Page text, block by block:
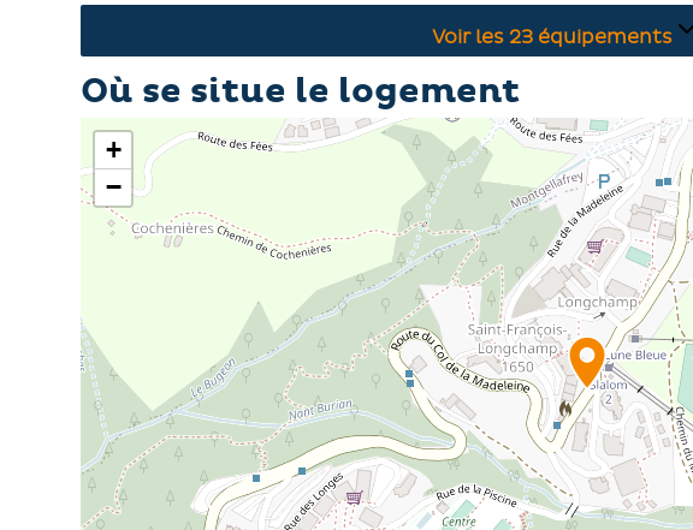
Voir les 23 équipements
Où se situe le logement
+
−